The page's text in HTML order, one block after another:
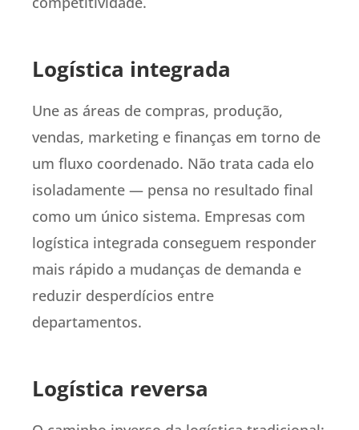
Logística integrada
Une as áreas de compras, produção,
vendas, marketing e finanças em torno de
um fluxo coordenado. Não trata cada elo
isoladamente — pensa no resultado final
como um único sistema. Empresas com
logística integrada conseguem responder
mais rápido a mudanças de demanda e
reduzir desperdícios entre
departamentos.
Logística reversa